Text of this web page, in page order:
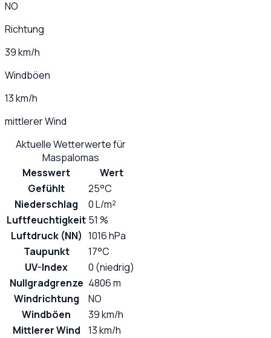
NO
Richtung
39 km/h
Windböen
13 km/h
mittlerer Wind
Aktuelle Wetterwerte für
Maspalomas
Messwert
Wert
Gefühlt
25°C
Niederschlag
0 L/m²
Luftfeuchtigkeit 51 %
Luftdruck (NN) 1016 hPa
Taupunkt
17°C
UV-Index
0 (niedrig)
Nullgradgrenze 4806 m
Windrichtung
NO
Windböen
39 km/h
Mittlerer Wind
13 km/h